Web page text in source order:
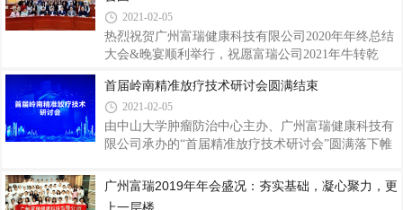
2021-02-05
热烈祝贺广州富瑞健康科技有限公司2020年年终总结
大会&晚宴顺利举行，祝愿富瑞公司2021年牛转乾
首届岭南精准放疗技术研讨会圆满结束
2021-02-05
由中山大学肿瘤防治中心主办、广州富瑞健康科技有
限公司承办的“首届精准放疗技术研讨会”圆满落下帷
广州富瑞2019年年会盛况：夯实基础，凝心聚力，更